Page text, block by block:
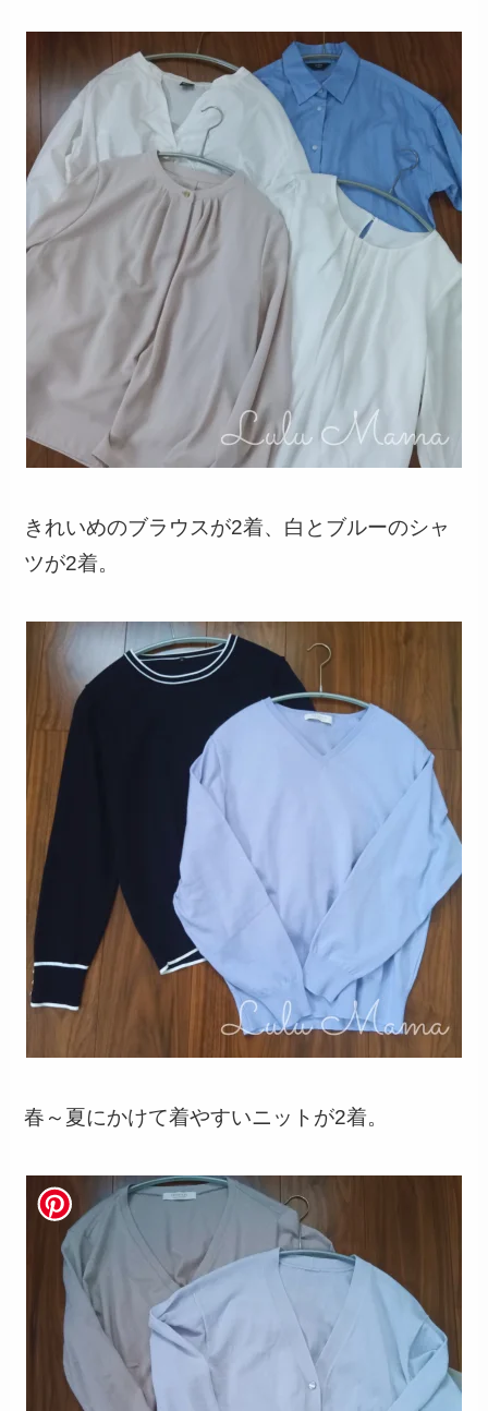
きれいめのブラウスが2着、白とブルーのシャ
ツが2着。
春～夏にかけて着やすいニットが2着。